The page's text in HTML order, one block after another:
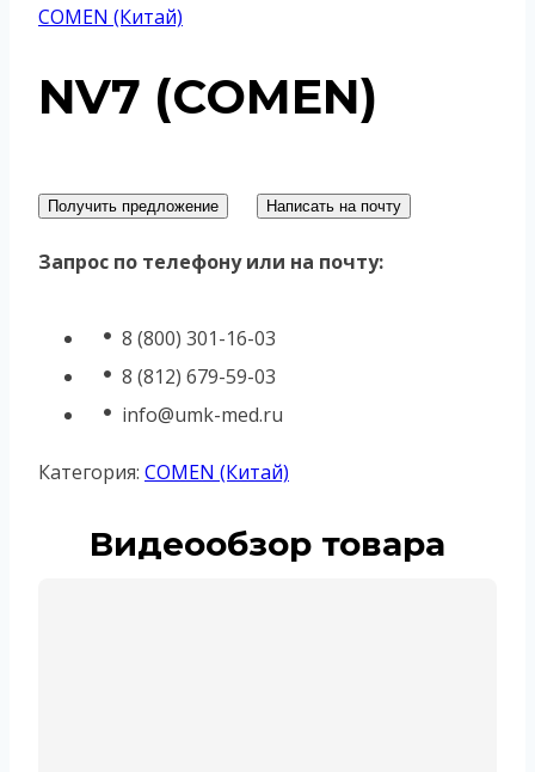
COMEN (Китай)
NV7 (COMEN)
Получить предложение Написать на почту
Запрос по телефону или на почту:
8 (800) 301-16-03
8 (812) 679-59-03
info@umk-med.ru
Категория: COMEN (Китай)
Видеообзор товара